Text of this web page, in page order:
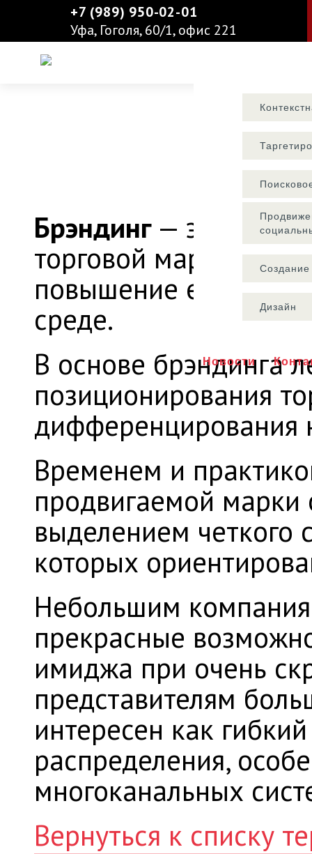
+7 (989) 950-02-01
Уфа, Гоголя, 60/1, офис 221
Создание
Дизайн
Новости
Брэндинг— это
торговой марки
повышение ее
среде.
В основе брэндинга
позиционирования
дифференцирования
Временем и
продвигаемой марки
выделением четкого
которых
Небольшим
прекрасные
имиджа при очень
представителям
интересен как
распределения,
многоканальных
Вернуться к списку